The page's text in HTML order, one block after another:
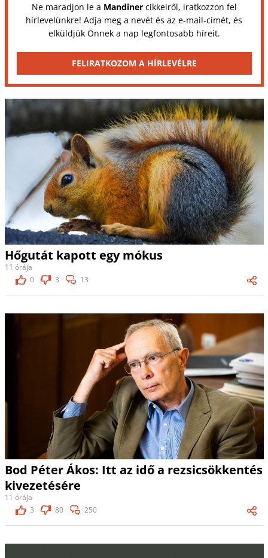
Ne maradjon le a Mandinercikkeiről, iratkozzon fel
hírlevelünkre! Adja meg a nevét és az e-mail-címét, és
elküldjük Önnek a nap legfontosabb híreit.
FELIRATKOZOM A HÍRLEVÉLRE
Hőgutát kapott egy mókus
11 órája
0
3 13
Bod Péter Ákos: Itt az idő a rezsicsökkentés
kivezetésére
11 órája
3
80 250